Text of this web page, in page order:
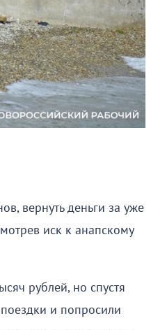
вернуть деньги за уже
иск к анапскому
рублей, но спустя
и попросили